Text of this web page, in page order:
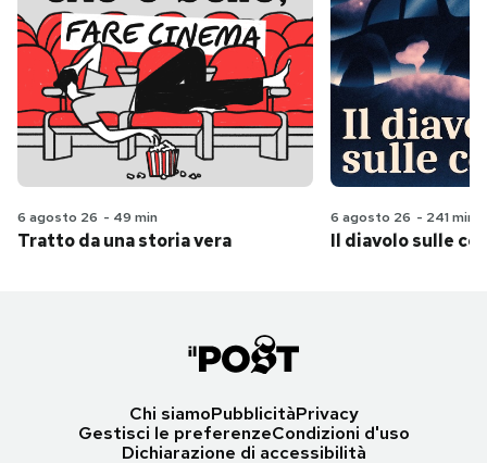
6 agosto 26 - 49 min
Tratto da una storia vera
6 agosto 26 - 241 min
Il diavolo sulle
Chi siamoPubblicitàPrivacy
Gestisci le preferenzeCondizioni d'uso
Dichiarazione di accessibilità